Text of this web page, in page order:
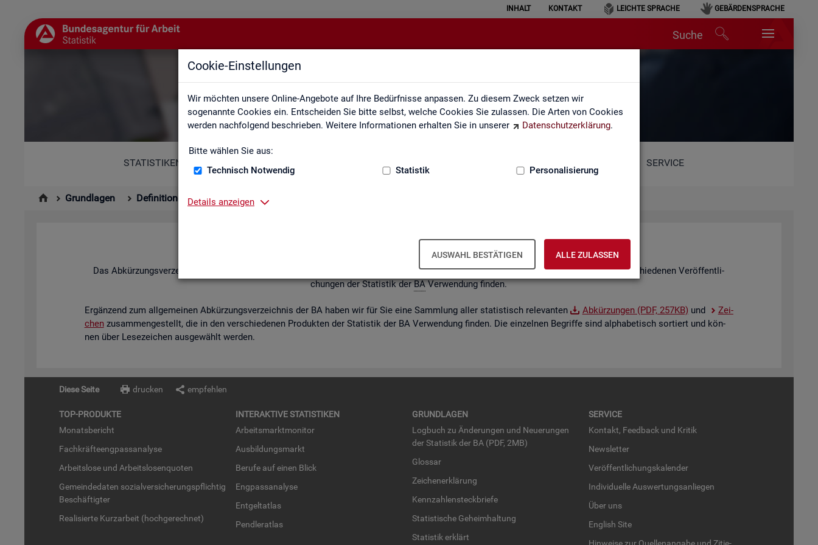
Cookie-Einstellungen
Wir möchten unsere Online-Angebote auf Ihre Bedürfnisse anpassen. Zu diesem Zweck setzen wir
sogenannte Cookies ein. Entscheiden Sie bitte selbst, welche Cookies Sie zulassen. Die Arten von Cookies
werden nachfolgend beschrieben. Weitere Informationen erhalten Sie in unserer
Datenschutzerklärung.
Bitte wählen Sie aus:
Technisch Notwendig
Statistik Personalisierung
Details anzeigen
AUSWAHL BESTÄTIGEN ALLE ZULASSEN
INHALT KONTAKT LEICHTE SPRACHE GEBÄRDENSPRACHE
Suche
Abkürzungsverzeichnis und Zeichenerklärung
STATISTIKEN SERVICE
Grundlagen Definitionen Abkürzungsverzeichnis und Zeichenerklärung
Ab­kür­zungs­ver­zeich­nis und Zei­chen­er­klä­rung
Das Ab­kür­zungs­ver­zeich­nis und die Zei­chen­er­klä­run­gen ent­hal­ten alle sta­tis­tisch re­le­van­ten Ab­kür­zun­gen und Zei­chen, die in den ver­schie­de­nen Ver­öf­fent­li­
chun­gen der Sta­tis­tik derBAVer­wen­dung fin­den.
Er­gän­zend zum all­ge­mei­nen Ab­kür­zungs­ver­zeich­nis der BA haben wir für Sie eine Samm­lung aller sta­tis­tisch re­le­van­ten Ab­kür­zun­gen (PDF, 257KB) und
Zei­
chenzu­sam­men­ge­stellt, die in den ver­schie­de­nen Pro­duk­ten der Sta­tis­tik der BA Ver­wen­dung fin­den. Die ein­zel­nen Be­grif­fe sind al­pha­be­tisch sor­tiert und kön­
nen über Le­se­zei­chen aus­ge­wählt wer­den.
Diese Seite drucken empfehlen
TOP-PRO­DUK­TE
Mo­nats­be­richt
Fach­kräf­te­eng­pass­ana­ly­se
Ar­beits­lo­se und Ar­beits­lo­sen­quo­ten
Ge­mein­de­da­ten so­zi­al­ver­si­che­rungs­pflich­tig
Be­schäf­tig­ter
Rea­li­sier­te Kurz­ar­beit (hoch­ge­rech­net)
IN­TER­AK­TI­VE STA­TIS­TI­KEN
Ar­beits­markt­mo­ni­tor
Aus­bil­dungs­markt
Be­ru­fe auf einen Blick
Eng­pass­ana­ly­se
Ent­gel­t­at­las
Pend­ler­at­las
GRUND­LA­GEN
Log­buch zu Än­de­run­gen und Neue­run­gen
der Sta­tis­tik der BA (PDF, 2MB)
Glos­sar
Zei­chen­er­klä­rung
Kenn­zah­len­steck­brie­fe
Sta­tis­ti­sche Ge­heim­hal­tung
Sta­tis­tik er­klärt
SER­VICE
Kon­takt, Feed­back und Kri­tik
News­let­ter
Ver­öf­fent­li­chungs­ka­len­der
In­di­vi­du­el­le Aus­wer­tungs­an­lie­gen
Über uns
English Site
Hin­wei­se zur Quel­len­an­ga­be und Zi­tie­